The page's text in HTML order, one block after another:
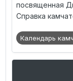
посвященная
Справка
Календарь